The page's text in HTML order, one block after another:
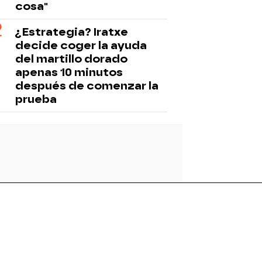
cosa"
¿Estrategia? Iratxe
decide coger la ayuda
del martillo dorado
apenas 10 minutos
después de comenzar la
prueba